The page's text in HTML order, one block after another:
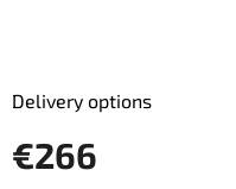
€266
Delivery options